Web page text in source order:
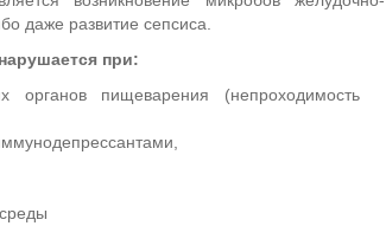
даже развитие сепсиса.
при:
органов пищеварения (непроходимость